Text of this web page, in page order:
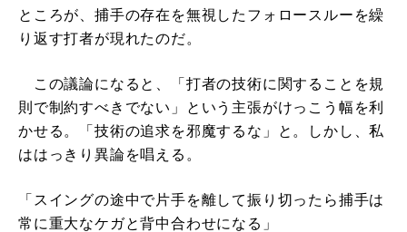
ところが、捕手の存在を無視したフォロースルーを繰
り返す打者が現れたのだ。
この議論になると、「打者の技術に関することを規
則で制約すべきでない」という主張がけっこう幅を利
かせる。「技術の追求を邪魔するな」と。しかし、私
ははっきり異論を唱える。
「スイングの途中で片手を離して振り切ったら捕手は
常に重大なケガと背中合わせになる」